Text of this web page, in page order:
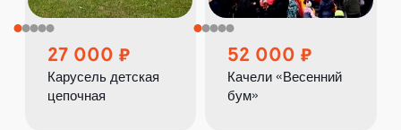
27 000
Карусель детская
цепочная
52 000
Качели «Весенний
бум»